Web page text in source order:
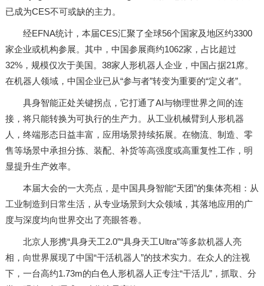
已成为CES不可或缺的主力。
经EFNA统计，本届CES汇聚了全球56个国家及地区约3300
家企业或机构参展。其中，中国参展商约1062家，占比超过
32%，规模仅次于美国。38家人形机器人企业，中国占据21席。
在机器人领域，中国企业已从“参与者”转变为重要的“定义者”。
具身智能正处关键拐点，它打通了AI与物理世界之间的连
接，将只能转换为可执行的生产力。从工业机械臂到人形机器
人，终端形态日益丰富，应用场景持续拓展。在物流、制造、零
售等场景中承担分拣、装配、补货等高强度或高重复性工作，明
显提升生产效率。
本届大会的一大亮点，是中国具身智能“天团”的集体亮相：从
工业制造到日常生活，从专业场景到大众领域，其落地应用的广
度与深度均向世界交出了亮眼答卷。
北京人形携“具身天工2.0”“具身天工Ultra”等多款机器人亮
相，向世界展现了中国“干活机器人”的技术实力。在众人的注视
下，一台高约1.73m的白色人形机器人正专注“干活儿”，抓取、分